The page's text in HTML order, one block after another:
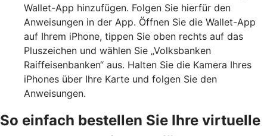
Wallet-App hinzufügen. Folgen Sie hierfür den
Anweisungen in der App. Öffnen Sie die Wallet-App
auf Ihrem iPhone, tippen Sie oben rechts auf das
Pluszeichen und wählen Sie „Volksbanken
Raiffeisenbanken“ aus. Halten Sie die Kamera Ihres
iPhones über Ihre Karte und folgen Sie den
Anweisungen.
So einfach bestellen Sie Ihre virtuelle